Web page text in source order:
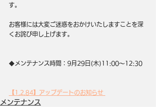
す。
お客様には大変ご迷惑をおかけいたしますことを深
くお詫び申し上げます。
◆メンテナンス時間：9月29日(木)11:00～12:30
【1.2.84】アップデートのお知らせ
メンテナンス